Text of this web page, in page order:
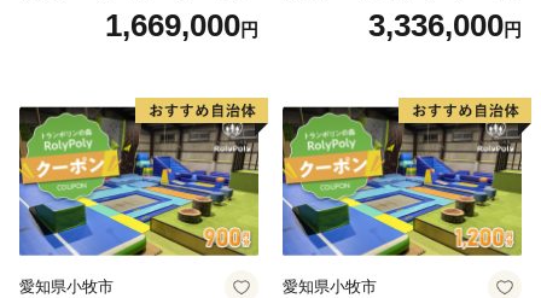
1,669,000円 3,336,000円
愛知県小牧市 愛知県小牧市